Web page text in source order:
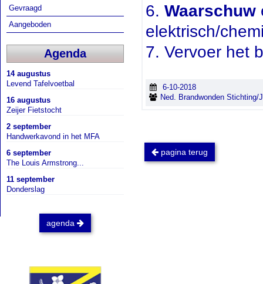
Gevraagd
Aangeboden
Agenda
14 augustus
Levend Tafelvoetbal
16 augustus
Zeijer Fietstocht
2 september
Handwerkavond in het MFA
6 september
The Louis Armstrong...
11 september
Donderslag
agenda
6. Waarschuw
elektrisch/
7. Vervoer het
6-10-2018
Ned. Brandwonden Stichting/
pagina terug